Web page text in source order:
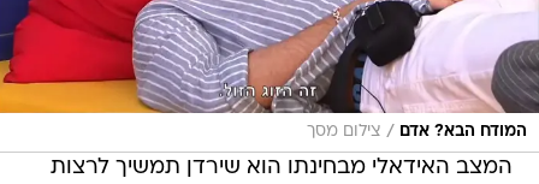
המודח הבא? אדם / צילום מסך
המצב האידאלי מבחינתו הוא שירדן תמשיך לרצות